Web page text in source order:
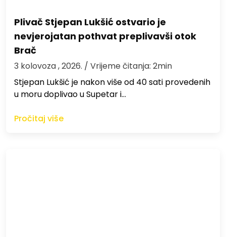
Plivač Stjepan Lukšić ostvario je
nevjerojatan pothvat preplivavši otok
Brač
3 kolovoza , 2026. / Vrijeme čitanja: 2min
St​jepan Lukšić je nakon više od 40 sati provedenih
u moru doplivao u Supetar i…
Pročitaj više